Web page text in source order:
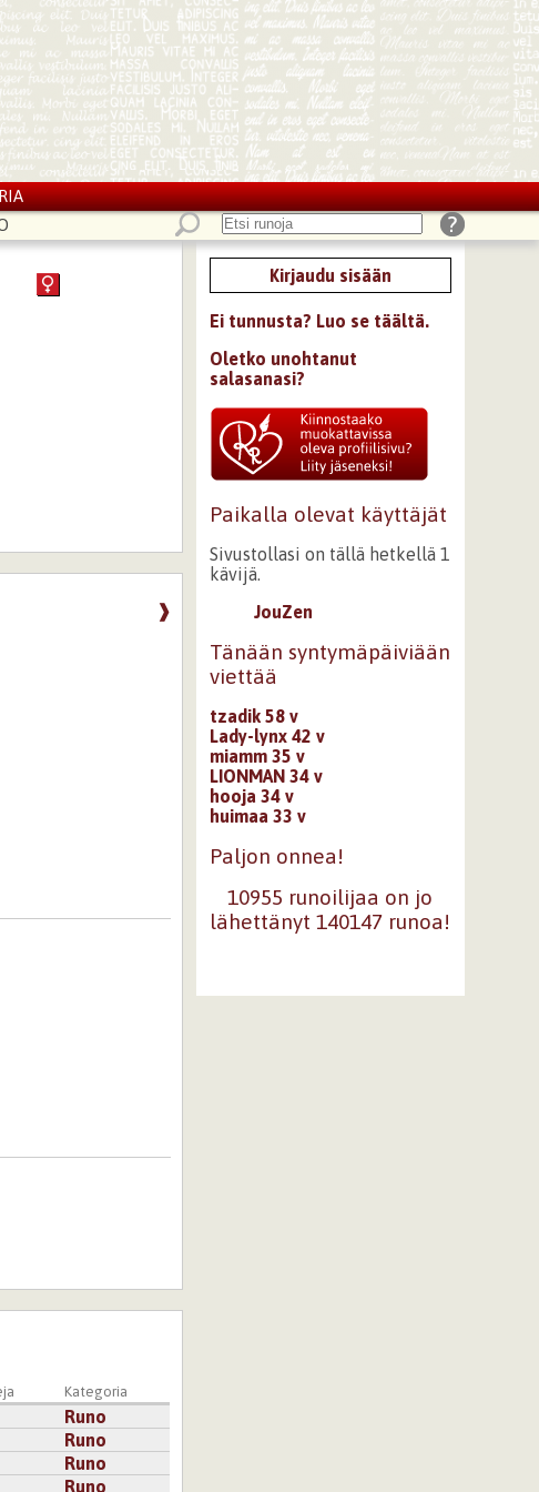
❱
Kategoria
Runo
Runo
Runo
Runo
Kirjaudu sisään
Ei tunnusta? Luo se täältä.
Oletko unohtanut
salasanasi?
Paikalla olevat käyttäjät
Sivustollasi on tällä hetkellä 1
kävijä.
JouZen
Tänään syntymäpäiviään
viettää
tzadik 58 v
Lady-lynx 42 v
miamm 35 v
LIONMAN 34 v
hooja 34 v
huimaa 33 v
Paljon onnea!
10955 runoilijaa on jo
lähettänyt 140147 runoa!